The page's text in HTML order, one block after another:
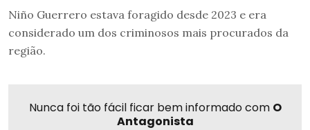
Niño Guerrero estava foragido desde 2023 e era
considerado um dos criminosos mais procurados da
região.
Nunca foi tão fácil ficar bem informado com O
Antagonista